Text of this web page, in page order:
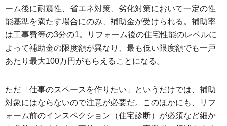
ーム後に耐震性、省エネ対策、劣化対策において一定の性
能基準を満たす場合にのみ、補助金が受けられる。補助率
は工事費等の3分の1。リフォーム後の住宅性能のレベルに
よって補助金の限度額が異なり、最も低い限度額でも一戸
あたり最大100万円がもらえることになる。
ただ「仕事のスペースを作りたい」というだけでは、補助
対象にはならないので注意が必要だ。このほかにも、リフ
ォーム前のインスペクション（住宅診断）が必須など細か